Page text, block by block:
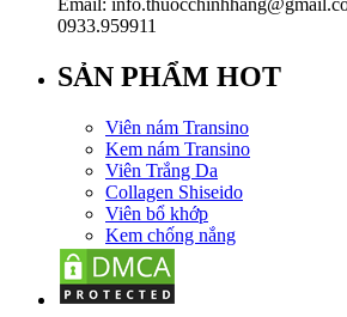
Email:
0933.959911
SẢN PHẨM HOT
Viên nám Transino
Kem nám Transino
Viên Trắng Da
Collagen Shiseido
Viên bổ khớp
Kem chống nắng